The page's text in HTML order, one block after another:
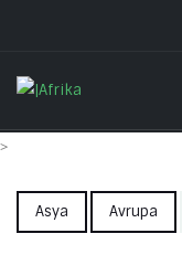
>
Asya Avrupa